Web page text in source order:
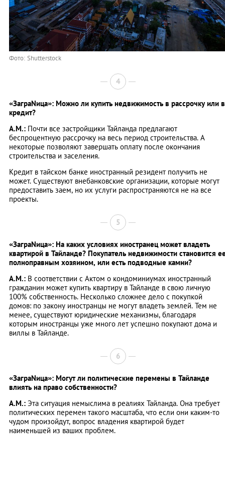
Фото: Shutterstock
4
«ЗаграNица»: Можно ли купить недвижимость в рассрочку или в
кредит?
А.М.: Почти все застройщики Тайланда предлагают
беспроцентную рассрочку на весь период строительства. А
некоторые позволяют завершать оплату после окончания
строительства и заселения.
Кредит в тайском банке иностранный резидент получить не
может. Существуют внебанковские организации, которые могут
предоставить заем, но их услуги распространяются не на все
проекты.
5
«ЗаграNица»: На каких условиях иностранец может владеть
квартирой в Тайланде? Покупатель недвижимости становится
полноправным хозяином, или есть подводные камни?
А.М.: В соответствии с Актом о кондоминиумах иностранный
гражданин может купить квартиру в Тайланде в свою личную
100% собственность. Несколько сложнее дело с покупкой
домов: по закону иностранцы не могут владеть землей. Тем не
менее, существуют юридические механизмы, благодаря
которым иностранцы уже много лет успешно покупают дома и
виллы в Тайланде.
6
«ЗаграNица»: Могут ли политические перемены в Тайланде
влиять на право собственности?
А.М.: Эта ситуация немыслима в реалиях Тайланда. Она требует
политических перемен такого масштаба, что если они каким-то
чудом произойдут, вопрос владения квартирой будет
наименьшей из ваших проблем.